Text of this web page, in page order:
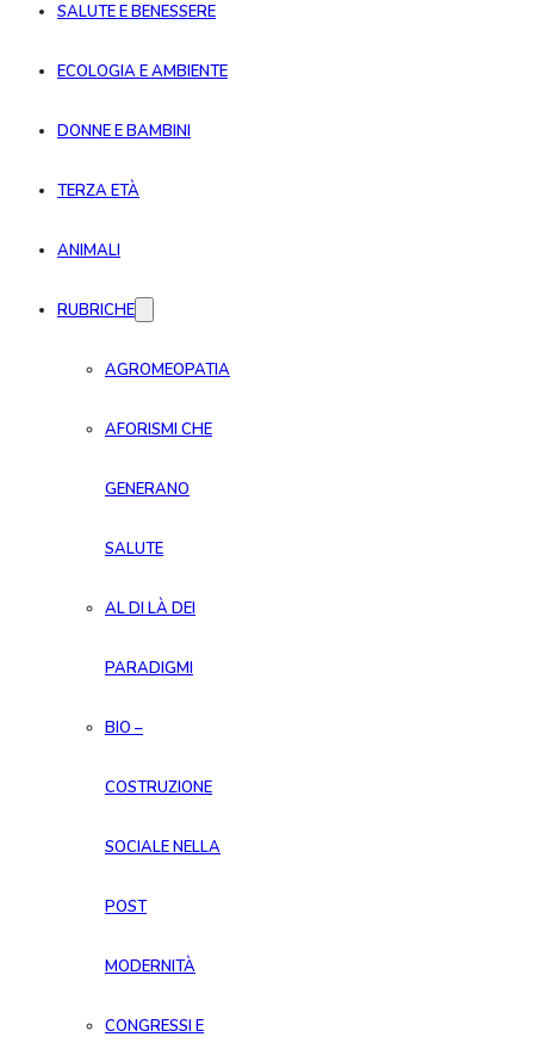
SALUTE E BENESSERE
ECOLOGIA E AMBIENTE
DONNE E BAMBINI
TERZA ETÀ
ANIMALI
RUBRICHE
AGROMEOPATIA
AFORISMI CHE
GENERANO
SALUTE
AL DI LÀ DEI
PARADIGMI
BIO –
COSTRUZIONE
SOCIALE NELLA
POST
MODERNITÀ
CONGRESSI E